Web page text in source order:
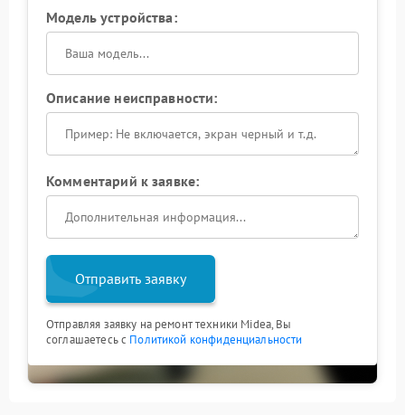
Модель устройства:
Описание неисправности:
Комментарий к заявке:
Отправить заявку
Отправляя заявку на ремонт техники Midea, Вы
соглашаетесь с Политикой конфиденциальности